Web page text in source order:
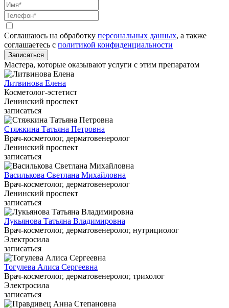
Соглашаюсь на обработку персональных данных, а также
соглашаетесь c политикой конфиденциальности
Записаться
Мастера, которые оказывают услуги с этим препаратом
Литвинова Елена
Косметолог-эстетист
Ленинский проспект
записаться
Стяжкина Татьяна Петровна
Врач-косметолог, дерматовенеролог
Ленинский проспект
записаться
Василькова Светлана Михайловна
Врач-косметолог, дерматовенеролог
Ленинский проспект
записаться
Лукьянова Татьяна Владимировна
Врач-косметолог, дерматовенеролог, нутрициолог
Электросила
записаться
Тогулева Алиса Сергеевна
Врач-косметолог, дерматовенеролог, трихолог
Электросила
записаться